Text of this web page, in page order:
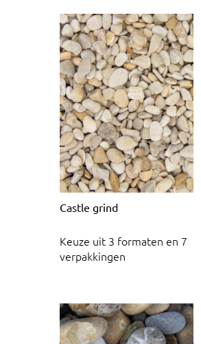
Castle grind
Keuze uit 3 formaten en 7
verpakkingen